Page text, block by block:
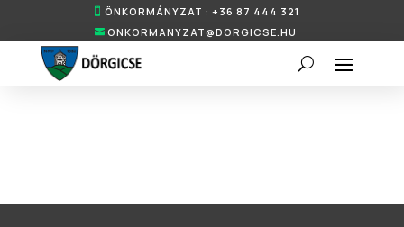
ÖNKORMÁNYZAT : +36 87 444 321
ONKORMANYZAT@DORGICSE.HU